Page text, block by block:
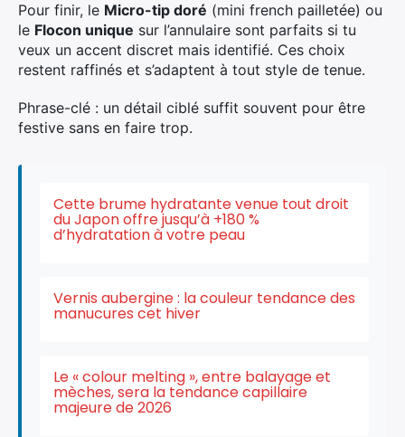
Pour finir, le Micro-tip doré (mini french pailletée) ou
le Flocon unique sur l’annulaire sont parfaits si tu
veux un accent discret mais identifié. Ces choix
restent raffinés et s’adaptent à tout style de tenue.
Phrase-clé : un détail ciblé suffit souvent pour être
festive sans en faire trop.
Cette brume hydratante venue tout droit
du Japon offre jusqu’à +180 %
d’hydratation à votre peau
Vernis aubergine : la couleur tendance des
manucures cet hiver
Le « colour melting », entre balayage et
mèches, sera la tendance capillaire
majeure de 2026